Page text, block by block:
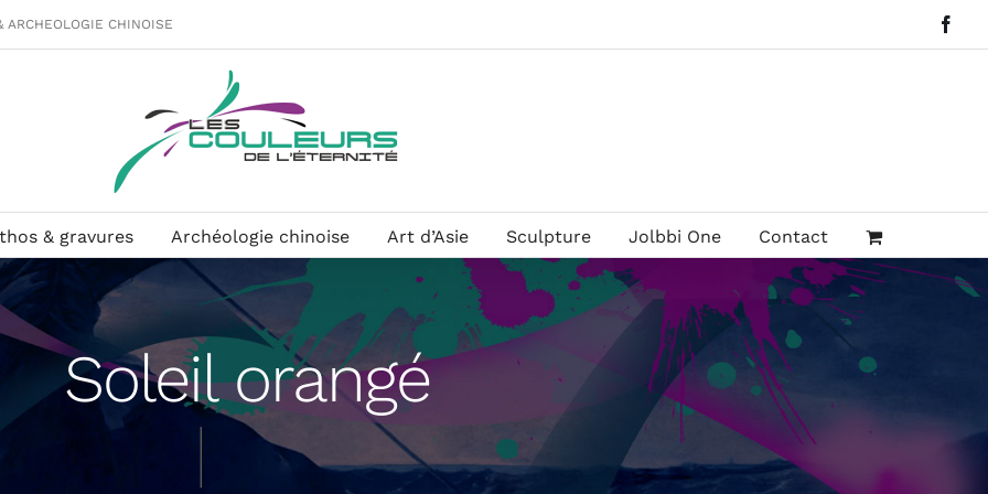
ARCHEOLOGIE CHINOISE
& gravures Archéologie chinoise Art d’Asie Sculpture Jolbbi One Contact
Soleil orangé